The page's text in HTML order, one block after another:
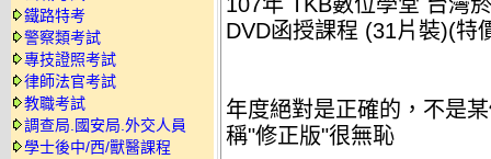
鐵路特考
警察類考試
專技證照考試
律師法官考試
教職考試
調查局.國安局.外交人員
學士後中/西/獸醫課程
DVD函授課程 (31片裝)(特
年度絕對是正確的，不是
稱"修正版"很無恥